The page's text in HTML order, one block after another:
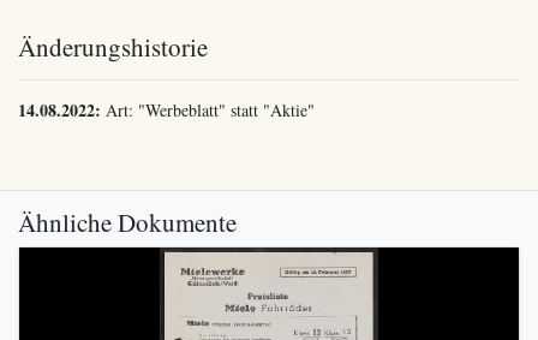
Änderungshistorie
14.08.2022: Art: "Werbeblatt" statt "Aktie"
Ähnliche Dokumente